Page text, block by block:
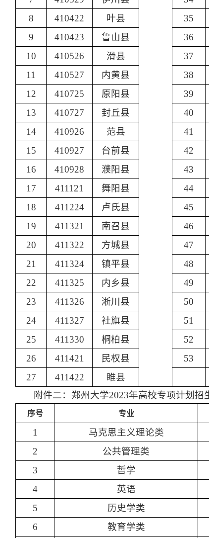
8
410422 叶县 35
9
410423 鲁山县 36
10
410526 滑县 37
11
410527 内黄县 38
12
410725 原阳县 39
13
410727 封丘县 40
14
410926 范县 41
15
410927 台前县 42
16
410928 濮阳县 43
17
411121 舞阳县 44
18
411224 卢氏县 45
19
411321 南召县 46
20
411322 方城县 47
21
411324 镇平县 48
22
411325 内乡县 49
23
411326 淅川县 50
24
411327 社旗县 51
25
411330 桐柏县 52
26
411421 民权县 53
27
411422
睢县
附件二：郑州大学2023年高校专项计划招
序号 专业
1 马克思主义理论类
2
公共管理类
3
哲学
4
英语
5
历史学类
6
教育学类